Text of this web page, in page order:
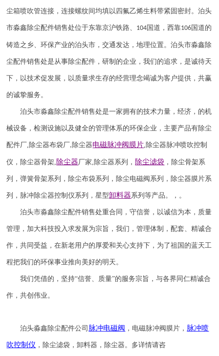
尘箱喷吹管连接，连接螺纹间均填以四氟乙烯生料带紧固密封。泊头
市淼鑫除尘配件销售处位于东靠京沪铁路、 104 国道，西靠106 国道的
铸造之乡、环保产业的泊头市，交通发达，地理位置。泊头市淼鑫除
尘配件销售处是从事除尘配件，研制的企业，我们的追求，是诚待天
下，以技术促发展，以质量求生存的经营理念竭诚为客户提供，共赢
的诚挚服务。
泊头市淼鑫除尘配件销售处是一家拥有的技术力量，经济，的机
械设备，检测设施以及健全的管理体系的环保企业，主要产品有除尘
配件厂, 除尘器布袋厂, 除尘器电磁脉冲阀膜片, 除尘器脉冲喷吹控制
仪 ， 除尘器骨架,除尘器厂家, 除尘器系列， 除尘滤袋 ，除尘骨架系
列，弹簧骨架系列，除尘布袋系列，除尘电磁阀系列，除尘器膜片系
列，脉冲除尘器控制仪系列，星型卸料器系列等产品。，。
泊头市淼鑫除尘配件销售处重合同，守信誉，以诚信为本，质量
管理，加大科技投入求发展为宗旨，我们，管理体制，配套、精诚合
作，共同受益，在新老用户的厚爱和关心支持下，为了祖国的蓝天工
程把我们的环保事业推向美好的明天。
我们凭借的，坚持“信誉、质量”的服务宗旨，与各界同仁精诚合
作，共创伟业。
泊头淼鑫除尘配件公司 脉冲电磁阀 ，电磁脉冲阀膜片， 脉冲喷
吹控制仪 ，除尘滤袋，卸料器，除尘器。 多详情请咨